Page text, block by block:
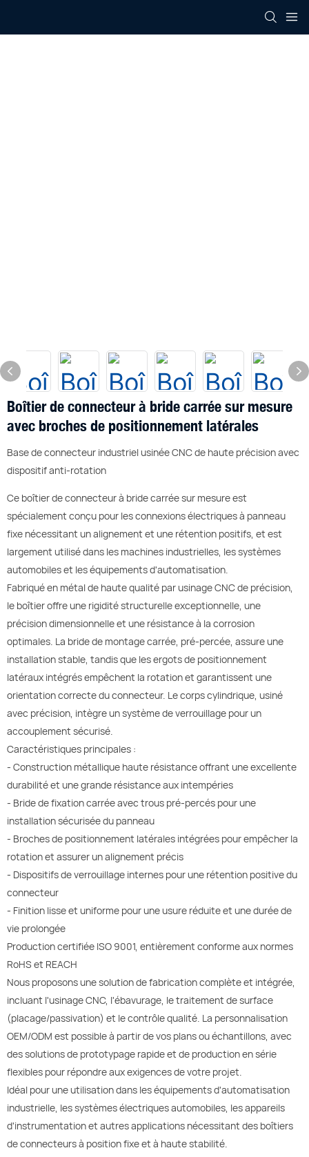
Boîtier de connecteur à bride carrée sur mesure
avec broches de positionnement latérales
Base de connecteur industriel usinée CNC de haute précision avec
dispositif anti-rotation
Ce boîtier de connecteur à bride carrée sur mesure est
spécialement conçu pour les connexions électriques à panneau
fixe nécessitant un alignement et une rétention positifs, et est
largement utilisé dans les machines industrielles, les systèmes
automobiles et les équipements d'automatisation.
Fabriqué en métal de haute qualité par usinage CNC de précision,
le boîtier offre une rigidité structurelle exceptionnelle, une
précision dimensionnelle et une résistance à la corrosion
optimales. La bride de montage carrée, pré-percée, assure une
installation stable, tandis que les ergots de positionnement
latéraux intégrés empêchent la rotation et garantissent une
orientation correcte du connecteur. Le corps cylindrique, usiné
avec précision, intègre un système de verrouillage pour un
accouplement sécurisé.
Caractéristiques principales :
- Construction métallique haute résistance offrant une excellente
durabilité et une grande résistance aux intempéries
- Bride de fixation carrée avec trous pré-percés pour une
installation sécurisée du panneau
- Broches de positionnement latérales intégrées pour empêcher la
rotation et assurer un alignement précis
- Dispositifs de verrouillage internes pour une rétention positive du
connecteur
- Finition lisse et uniforme pour une usure réduite et une durée de
vie prolongée
Production certifiée ISO 9001, entièrement conforme aux normes
RoHS et REACH
Nous proposons une solution de fabrication complète et intégrée,
incluant l'usinage CNC, l'ébavurage, le traitement de surface
(placage/passivation) et le contrôle qualité. La personnalisation
OEM/ODM est possible à partir de vos plans ou échantillons, avec
des solutions de prototypage rapide et de production en série
flexibles pour répondre aux exigences de votre projet.
Idéal pour une utilisation dans les équipements d'automatisation
industrielle, les systèmes électriques automobiles, les appareils
d'instrumentation et autres applications nécessitant des boîtiers
de connecteurs à position fixe et à haute stabilité.